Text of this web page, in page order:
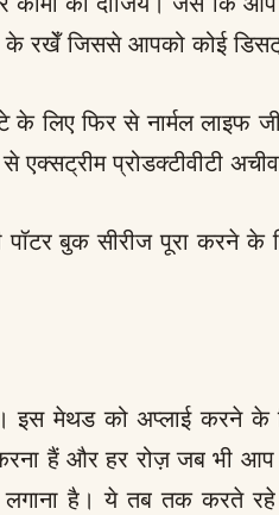
रखेँ जिससे आपको कोई
लिए फिर से नार्मल लाइफ
एक्सट्रीम प्रोडक्टीवीटी
पॉटर बुक सीरीज पूरा करने
इस मेथड को अप्लाई करने के
हैं और हर रोज़ जब भी
है। ये तब तक करते